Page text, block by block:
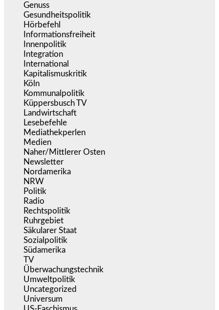
Genuss
Gesundheitspolitik
Hörbefehl
Informationsfreiheit
Innenpolitik
Integration
International
Kapitalismuskritik
Köln
Kommunalpolitik
Küppersbusch TV
Landwirtschaft
Lesebefehle
Mediathekperlen
Medien
Naher/Mittlerer Osten
Newsletter
Nordamerika
NRW
Politik
Radio
Rechtspolitik
Ruhrgebiet
Säkularer Staat
Sozialpolitik
Südamerika
TV
Überwachungstechnik
Umweltpolitik
Uncategorized
Universum